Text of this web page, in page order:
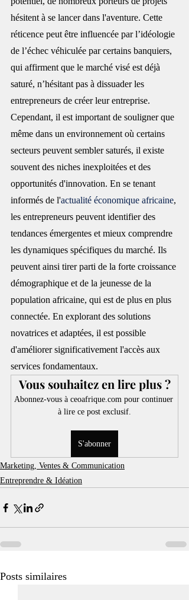
hésitent à se lancer dans l'aventure. Cette
réticence peut être influencée par l’idéologie
de l’échec véhiculée par certains banquiers,
qui affirment que le marché visé est déjà
saturé, n’hésitant pas à dissuader les
entrepreneurs de créer leur entreprise.
Cependant, il est important de souligner que
même dans un environnement où certains
secteurs peuvent sembler saturés, il existe
souvent des niches inexploitées et des
opportunités d'innovation. En se tenant
informés de l'actualité économique africaine,
les entrepreneurs peuvent identifier des
tendances émergentes et mieux comprendre
les dynamiques spécifiques du marché. Ils
peuvent ainsi tirer parti de la forte croissance
démographique et de la jeunesse de la
population africaine, qui est de plus en plus
connectée. En explorant des solutions
novatrices et adaptées, il est possible
d'améliorer significativement l'accès aux
services fondamentaux.
Vous souhaitez en lire plus ?
Abonnez-vous à ceoafrique.com pour continuer
à lire ce post exclusif.
S'abonner
Marketing, Ventes & Communication
Entreprendre & Idéation
Posts similaires